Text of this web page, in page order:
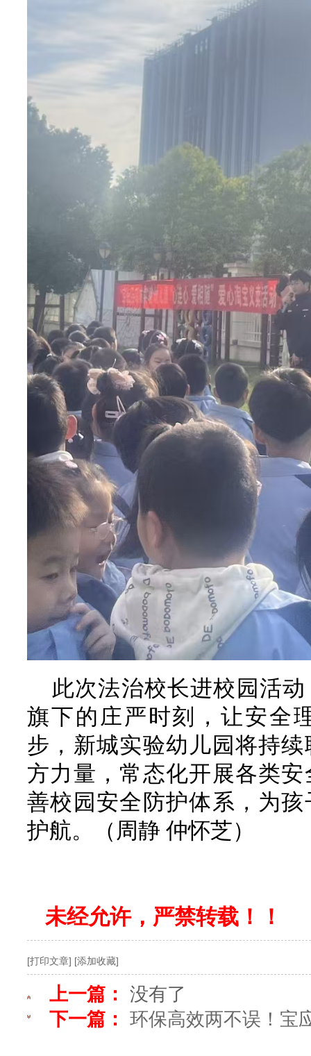
此次法治校长进校园活
旗下的庄严时刻，让安全
步，新城实验幼儿园将持
方力量，常态化开展各类
善校园安全防护体系，为
护航。（周静 仲怀芝）
未经允许，严禁转载！！
[打印文章] [添加收藏]
上一篇： 没有了
下一篇： 环保高效两不误！宝